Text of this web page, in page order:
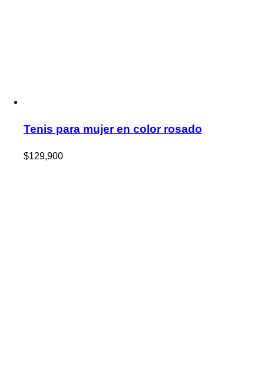
Tenis para mujer en color rosado
$129,900